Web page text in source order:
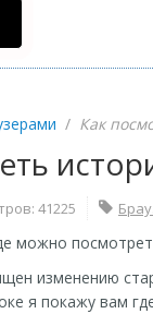
/ Как
41225
можно
изменению
я покажу вам